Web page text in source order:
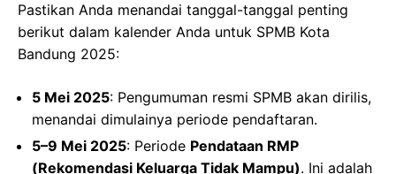
Pastikan Anda menandai tanggal-tanggal penting
berikut dalam kalender Anda untuk SPMB Kota
Bandung 2025:
5 Mei 2025: Pengumuman resmi SPMB akan dirilis,
menandai dimulainya periode pendaftaran.
5–9 Mei 2025: Periode Pendataan RMP
(Rekomendasi Keluarga Tidak Mampu). Ini adalah